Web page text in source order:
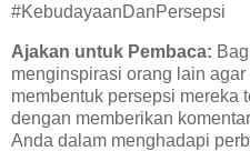
#KebudayaanDanPersepsi
Ajakan untuk Pembaca:
menginspirasi orang lain
membentuk persepsi mereka
dengan memberikan
Anda dalam menghadapi